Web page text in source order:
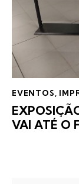
EVENTOS,
VAI ATÉ O